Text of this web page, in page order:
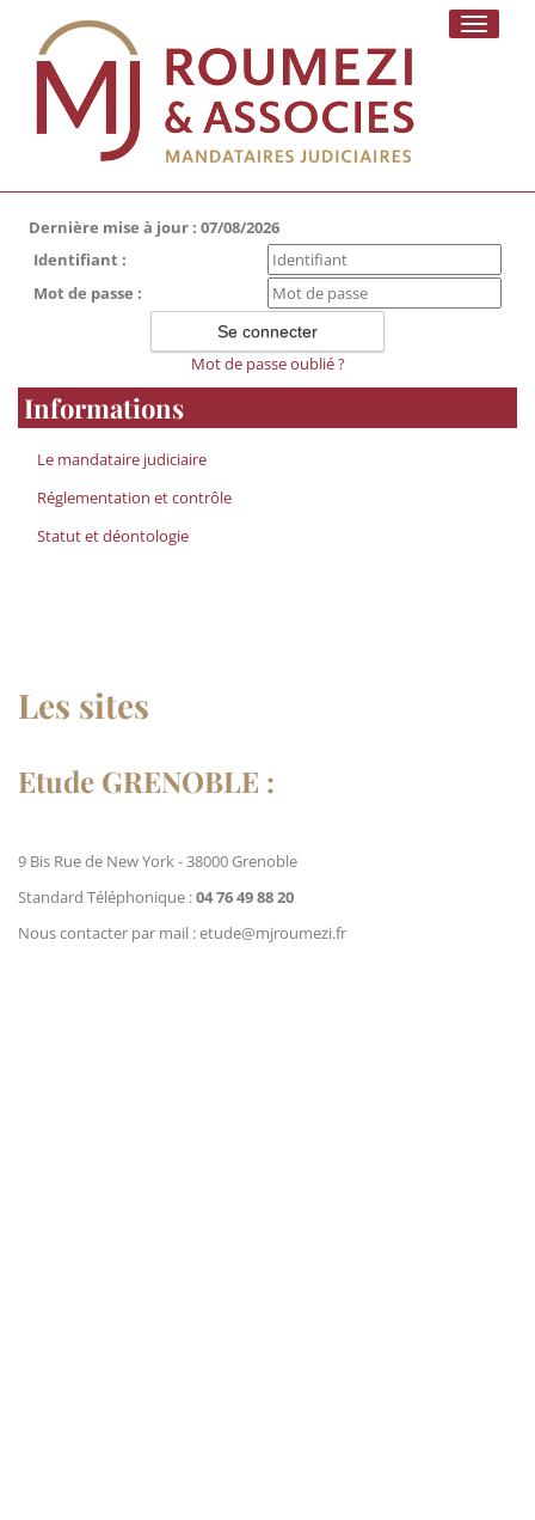
Toggle
Dernière mise à jour : 07/08/2026
Identifiant :
Mot de passe :
Mot de passe oublié ?
Informations
Le mandataire judiciaire
Réglementation et contrôle
Statut et déontologie
Les sites
Etude GRENOBLE :
9 Bis Rue de New York - 38000 Grenoble
Standard Téléphonique :04 76 49 88 20
Nous contacter par mail : etude@mjroumezi.fr